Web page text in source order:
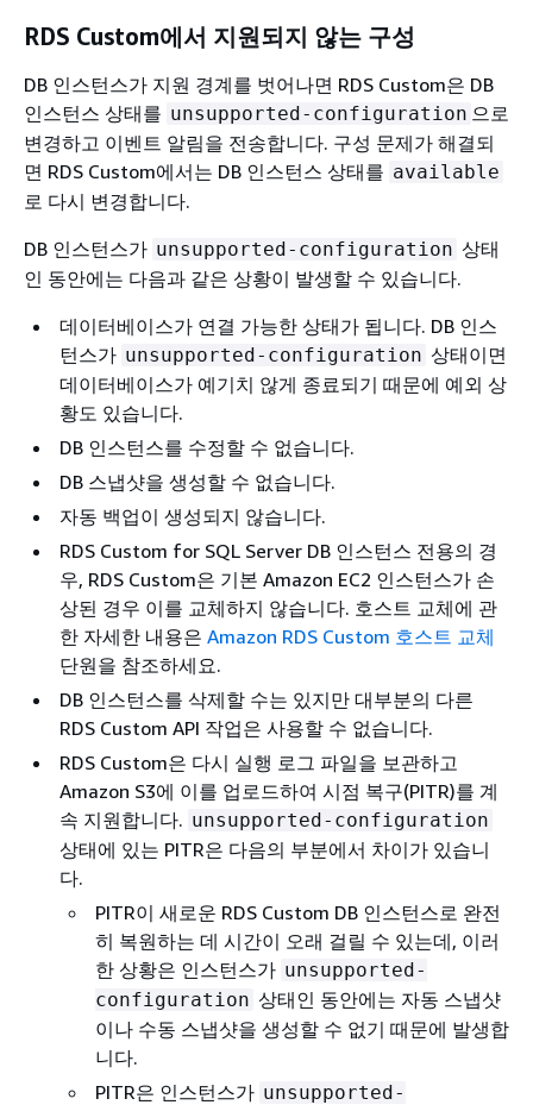
RDS Custom에서 지원되지 않는 구성
DB 인스턴스가 지원 경계를 벗어나면 RDS Custom은 DB
인스턴스 상태를 unsupported-configuration 으로
변경하고 이벤트 알림을 전송합니다. 구성 문제가 해결되
면 RDS Custom에서는 DB 인스턴스 상태를 available
로 다시 변경합니다.
DB 인스턴스가 unsupported-configuration 상태
인 동안에는 다음과 같은 상황이 발생할 수 있습니다.
데이터베이스가 연결 가능한 상태가 됩니다. DB 인스
턴스가 unsupported-configuration 상태이면
데이터베이스가 예기치 않게 종료되기 때문에 예외 상
황도 있습니다.
DB 인스턴스를 수정할 수 없습니다.
DB 스냅샷을 생성할 수 없습니다.
자동 백업이 생성되지 않습니다.
RDS Custom for SQL Server DB 인스턴스 전용의 경
우, RDS Custom은 기본 Amazon EC2 인스턴스가 손
상된 경우 이를 교체하지 않습니다. 호스트 교체에 관
한 자세한 내용은 Amazon RDS Custom 호스트 교체
단원을 참조하세요.
DB 인스턴스를 삭제할 수는 있지만 대부분의 다른
RDS Custom API 작업은 사용할 수 없습니다.
RDS Custom은 다시 실행 로그 파일을 보관하고
Amazon S3에 이를 업로드하여 시점 복구(PITR)를 계
속 지원합니다. unsupported-configuration
상태에 있는 PITR은 다음의 부분에서 차이가 있습니
다.
PITR이 새로운 RDS Custom DB 인스턴스로 완전
히 복원하는 데 시간이 오래 걸릴 수 있는데, 이러
한 상황은 인스턴스가 unsupported-
configuration 상태인 동안에는 자동 스냅샷
이나 수동 스냅샷을 생성할 수 없기 때문에 발생합
니다.
PITR은 인스턴스가 unsupported-